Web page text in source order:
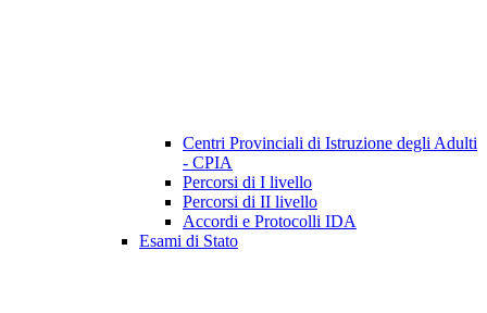
Centri Provinciali di Istruzione degli Adulti
- CPIA
Percorsi di I livello
Percorsi di II livello
Accordi e Protocolli IDA
Esami di Stato